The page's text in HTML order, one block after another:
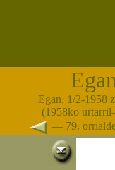
Egan, 1/2-1958
(1958ko
— 79.